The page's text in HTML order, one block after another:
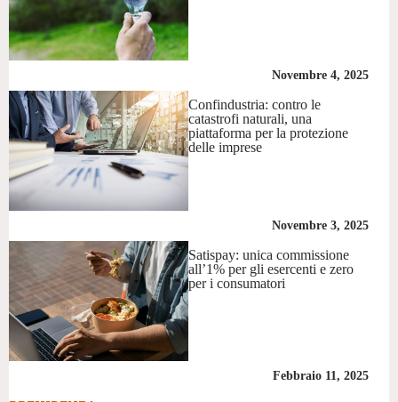
Novembre 4, 2025
Confindustria: contro le
catastrofi naturali, una
piattaforma per la protezione
delle imprese
Novembre 3, 2025
Satispay: unica commissione
all’1% per gli esercenti e zero
per i consumatori
Febbraio 11, 2025